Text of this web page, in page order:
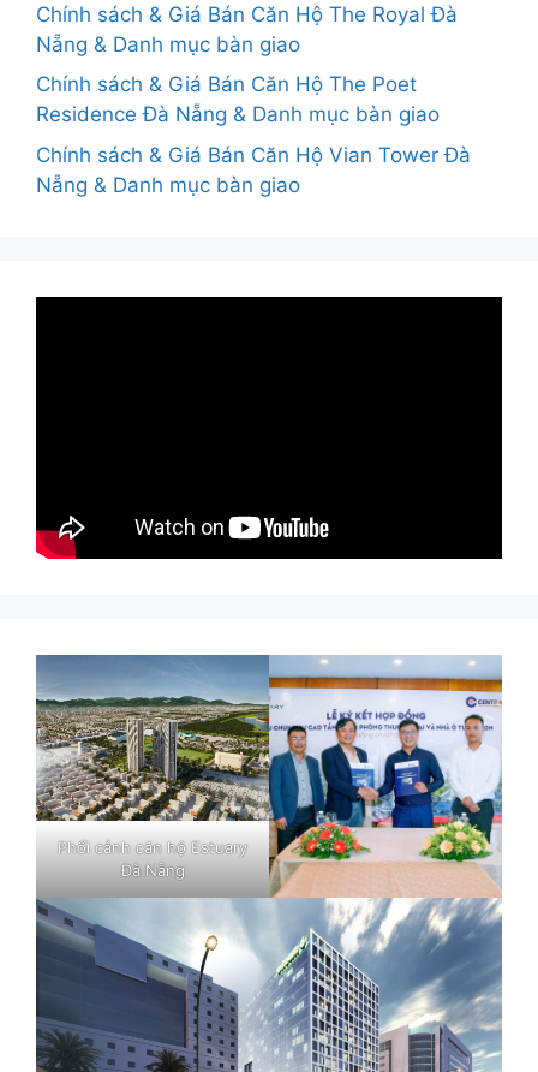
Chính sách & Giá Bán Căn Hộ The Royal Đà
Nẵng & Danh mục bàn giao
Chính sách & Giá Bán Căn Hộ The Poet
Residence Đà Nẵng & Danh mục bàn giao
Chính sách & Giá Bán Căn Hộ Vian Tower Đà
Nẵng & Danh mục bàn giao
Phối cảnh căn hộ Estuary
Đà Nẵng